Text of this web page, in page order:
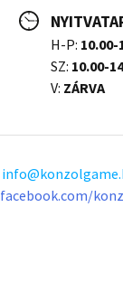
H-P: 10.00-
SZ: 10.00-
V: ZÁRVA
info
facebook.com/